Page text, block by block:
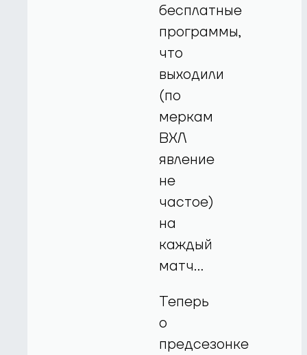
бесплатные
программы,
что
выходили
(по
меркам
ВХЛ
явление
не
частое)
на
каждый
матч…
Теперь
о
предсезонке